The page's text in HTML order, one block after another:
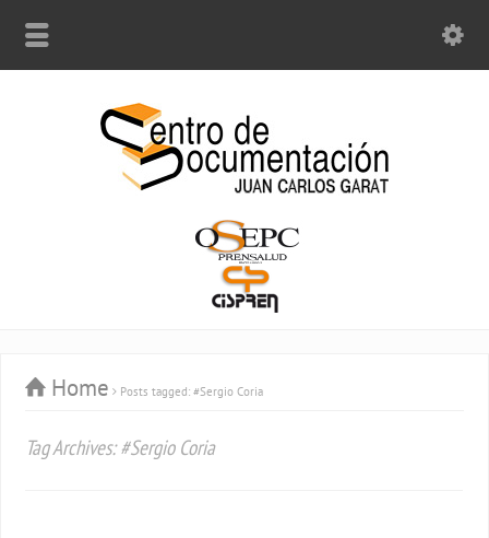
Home Posts tagged: #Sergio Coria
Tag Archives: #Sergio Coria